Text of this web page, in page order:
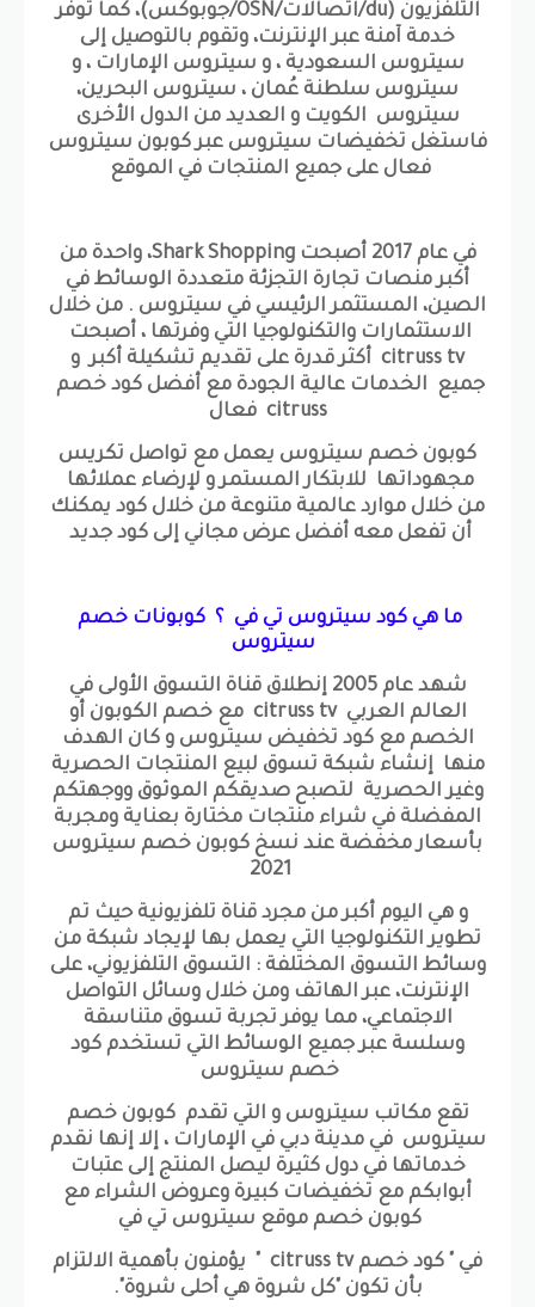
التلفزيون (du/اتصالات/OSN/جوبوكس)، كما توفر
خدمة آمنة عبر الإنترنت، وتقوم بالتوصيل إلى
سيتروس السعودية ، و سيتروس الإمارات ، و
سيتروس سلطنة عُمان ، سيتروس البحرين،
سيتروس الكويت و العديد من الدول الأخرى
فاستغل تخفيضات سيتروس عبر كوبون سيتروس
فعال على جميع المنتجات في الموقع
في عام 2017 أصبحت Shark Shopping، واحدة من
أكبر منصات تجارة التجزئة متعددة الوسائط في
الصين، المستثمر الرئيسي في سيتروس . من خلال
الاستثمارات والتكنولوجيا التي وفرتها ، أصبحت
citruss tv أكثر قدرة على تقديم تشكيلة أكبر و
جميع الخدمات عالية الجودة مع أفضل كود خصم
citruss فعال
كوبون خصم سيتروس يعمل مع تواصل تكريس
مجهوداتها للابتكار المستمر و لإرضاء عملائها
من خلال موارد عالمية متنوعة من خلال كود يمكنك
أن تفعل معه أفضل عرض مجاني إلى كود جديد
ما هي كود سيتروس تي في ؟ كوبونات خصم
سيتروس
شهد عام 2005 إنطلاق قناة التسوق الأولى في
العالم العربي citruss tv مع خصم الكوبون أو
الخصم مع كود تخفيض سيتروس و كان الهدف
منها إنشاء شبكة تسوق لبيع المنتجات الحصرية
وغير الحصرية لتصبح صديقكم الموثوق ووجهتكم
المفضلة في شراء منتجات مختارة بعناية ومجربة
بأسعار مخفضة عند نسخ كوبون خصم سيتروس
2021
و هي اليوم أكبر من مجرد قناة تلفزيونية حيث تم
تطوير التكنولوجيا التي يعمل بها لإيجاد شبكة من
وسائط التسوق المختلفة : التسوق التلفزيوني، على
الإنترنت، عبر الهاتف ومن خلال وسائل التواصل
الاجتماعي، مما يوفر تجربة تسوق متناسقة
وسلسة عبر جميع الوسائط التي تستخدم كود
خصم سيتروس
تقع مكاتب سيتروس و التي تقدم كوبون خصم
سيتروس في مدينة دبي في الإمارات ، إلا إنها نقدم
خدماتها في دول كثيرة ليصل المنتج إلى عتبات
أبوابكم مع تخفيضات كبيرة وعروض الشراء مع
كوبون خصم موقع سيتروس تي في
في " كود خصم citruss tv " يؤمنون بأهمية الالتزام
بأن تكون "كل شروة هي أحلى شروة".